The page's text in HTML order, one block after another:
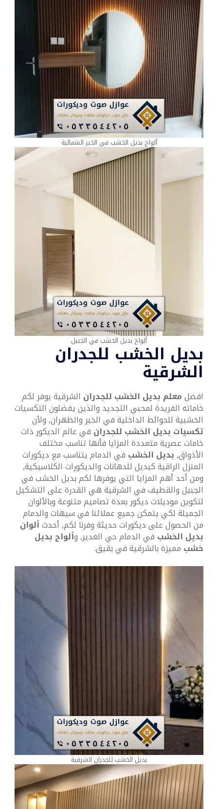
ألواح بديل الخشب في الخبر الشمالية
ألواح بديل الخشب في الجبيل
بديل الخشب للجدران
الشرقية
افضلمعلم بديل الخشب للجدران الشرقية يوفر لكم
خاماته الفريدة لمحبي التجديد والذين يفضلون التكسيات
الخشبية للحوائط الداخلية في الخبر والظهران, ولأن
تكسيات بديل الخشب للجدران في عالم الديكور ذات
خامات عصرية متعددة المزايا فأنها تناسب مختلف
الأذواق,بديل الخشب في الدمام يتناسب مع ديكورات
المنزل الراقية كبديل للدهانات والديكورات الكلاسيكية,
ومن أحد أهم المزايا التي يوفرها لكم بديل الخشب في
الجبيل والقطيف في الشرقية هي القدرة على التشكيل
لتكوين موديلات ديكور بعدة تصاميم متنوعة وبالألوان
الجميلة لكي يتمكن جميع عملائنا في سيهات والدمام
من الحصول على ديكورات حديثة وفرنا لكم, أحدثألوان
بديل الخشب في الدمام حي الغدير, وألواح بديل
خشب مميزة بالشرقية في بقيق.
بديل الخشب للجدران الشرقية